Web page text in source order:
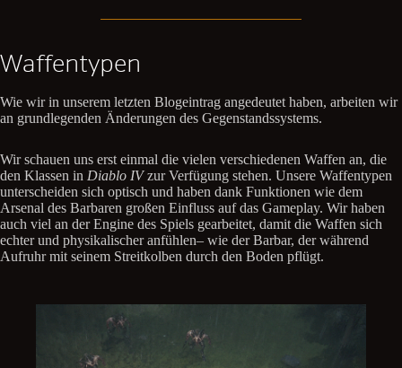
Waffentypen
Wie wir in unserem letzten Blogeintrag angedeutet haben, arbeiten wir
an grundlegenden Änderungen des Gegenstandssystems.
Wir schauen uns erst einmal die vielen verschiedenen Waffen an, die
den Klassen in Diablo IVzur Verfügung stehen. Unsere Waffentypen
unterscheiden sich optisch und haben dank Funktionen wie dem
Arsenal des Barbaren großen Einfluss auf das Gameplay. Wir haben
auch viel an der Engine des Spiels gearbeitet, damit die Waffen sich
echter und physikalischer anfühlen– wie der Barbar, der während
Aufruhr mit seinem Streitkolben durch den Boden pflügt.